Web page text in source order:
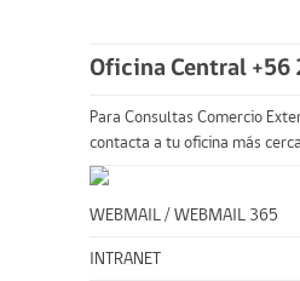
Oficina Central +56
Para Consultas Comercio
contacta a tu oficina más
WEBMAIL / WEBMAIL 365
INTRANET